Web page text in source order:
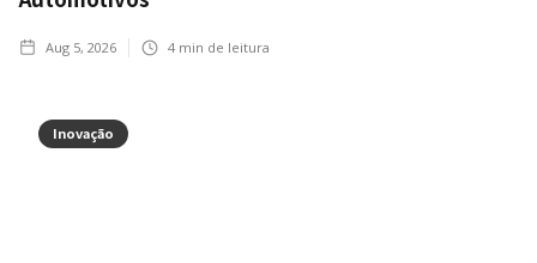
Aug 5, 2026 4 min de leitura
Inovação